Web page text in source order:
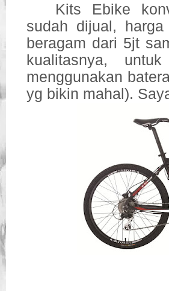
Kits Ebike
sudah dijual,
beragam dari 5jt
kualitasnya,
menggunakan
yg bikin mahal).